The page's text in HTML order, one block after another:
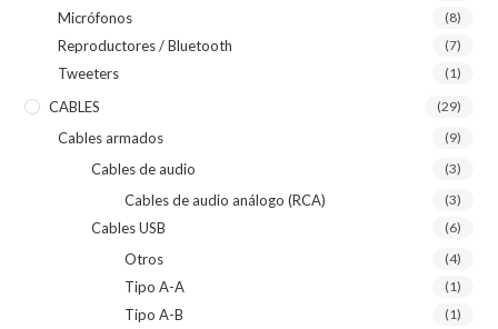
Micrófonos (8)
Reproductores / Bluetooth (7)
Tweeters (1)
CABLES (29)
Cables armados (9)
Cables de audio (3)
Cables de audio análogo (RCA) (3)
Cables USB (6)
Otros (4)
Tipo A-A (1)
Tipo A-B (1)